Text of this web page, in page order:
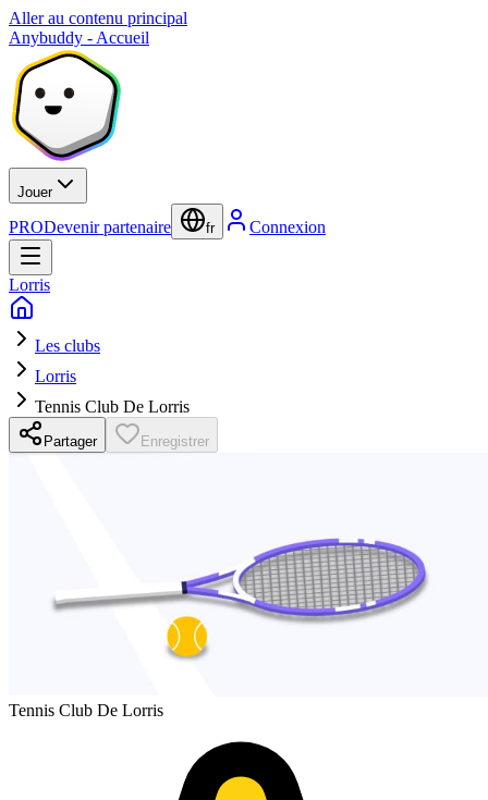
Aller au contenu principal
Anybuddy - Accueil
Jouer
PRODevenir partenaire fr Connexion
Lorris
Les clubs
Lorris
Tennis Club De Lorris
Partager Enregistrer
Tennis Club De Lorris